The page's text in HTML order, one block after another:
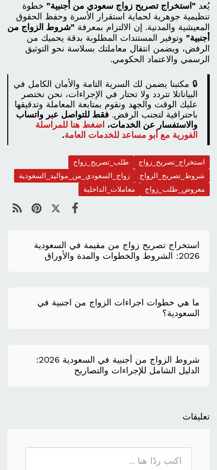
يُعد "استخراج تصريح زواج سعودي من أجنبية" خطوة
تنظيمية جوهرية لحماية استقرار الأسرة وحفظ الحقوق
المعيشية والمدنية. إن الالتزام بمعرفة "شروط الزواج من
أجنبية" وتوفير المستندات المطلوبة بدقة يحميك من
الرفض، ويضمن انتقال معاملتك بسلاسة نحو التوثيق
الرسمي والاعتماد الحكومي.
🔒 مكتبنا يضمن لك السرية التامة والأمان الكامل في
البياناتلا تتردد ولا تحتار في الإجراءات، نحن نختصر
عليك الوقت والجهد ونقوم بمتابعة المعاملة وتدقيقها
باحترافية لتجنب الرفض. فقط للتواصل عبر واتساب
والاستفسار عن الخدمات، اضغط هنا للمراسلة
الفورية مع أبو مساعد للخدمات العامة.
استخراج_تصريح_زواج
طلب_تصريح_زواج
شروط_تصريح_الزواج
زواج_السعودي_من_مواليد_السعودية
معروض_طلب_زواج
معاملات_الداخلية
استخراج تصريح زواج من مقيمة في السعودية
2026: الشروط والخطوات والمدة والأوراق
ما هي خطوات اجراءات الزواج من اجنبية في
السعودية؟
شروط الزواج من أجنبية في السعودية 2026:
الدليل الشامل للإجراءات والتصاريح
تعليقات